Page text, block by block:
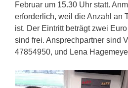
Februar um 15.30 Uhr statt.
erforderlich, weil die Anzahl an
ist. Der Eintritt beträgt zwei
sind frei. Ansprechpartner sind
47854950, und Lena